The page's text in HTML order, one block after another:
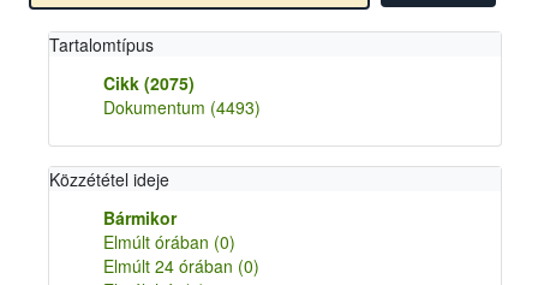
Tartalomtípus
Cikk (2075)
Dokumentum (4493)
Közzététel ideje
Bármikor
Elmúlt órában (0)
Elmúlt 24 órában (0)